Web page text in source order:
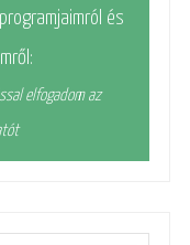
és
elfogadom az